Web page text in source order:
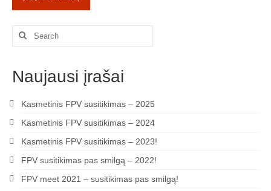
Search
Naujausi įrašai
Kasmetinis FPV susitikimas – 2025
Kasmetinis FPV susitikimas – 2024
Kasmetinis FPV susitikimas – 2023!
FPV susitikimas pas smilgą – 2022!
FPV meet 2021 – susitikimas pas smilgą!